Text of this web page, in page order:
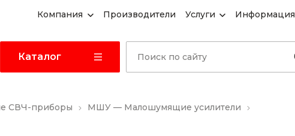
Компания Производители Услуги Информация
Каталог
СВЧ-приборы
МШУ — Малошумящие усилители